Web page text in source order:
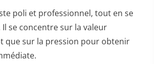
poli et professionnel, tout en se
se concentre sur la valeur
que sur la pression pour obtenir